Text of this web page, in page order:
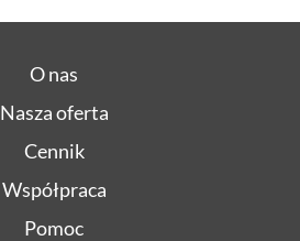
O nas
Nasza oferta
Cennik
Współpraca
Pomoc